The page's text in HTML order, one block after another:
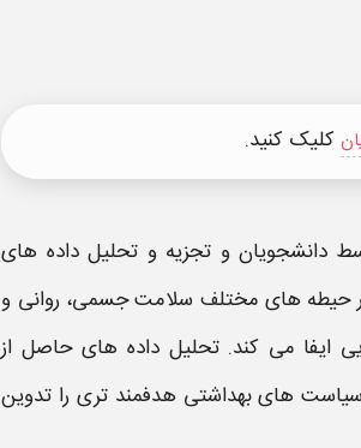
کلیک کنید.
دانشجویان و تجزیه و تحلیل داده‌ های
حیطه‌ های مختلف سلامت جسمی، روانی و
ایفا می‌ کند. تحلیل داده‌ های حاصل از
های بهداشتی هدفمند تری را تدوین